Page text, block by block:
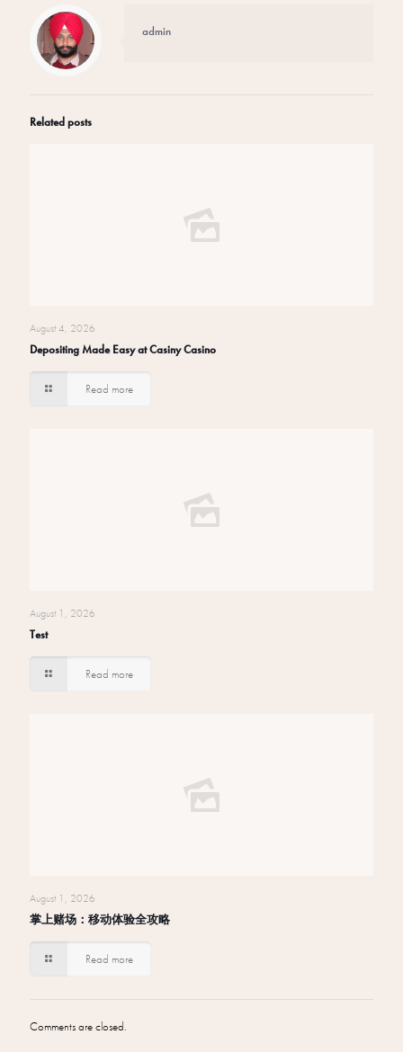
admin
Related posts
August 4, 2026
Depositing Made Easy at Casiny Casino
Read more
August 1, 2026
Test
Read more
August 1, 2026
掌上赌场：移动体验全攻略
Read more
Comments are closed.